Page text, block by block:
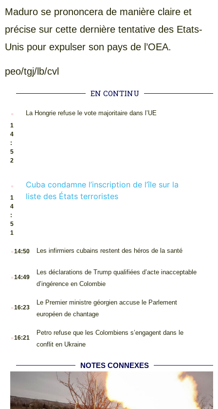
Maduro se prononcera de manière claire et
précise sur cette dernière tentative des Etats-
Unis pour expulser son pays de l’OEA.
peo/tgj/lb/cvl
EN CONTINU
.
1
4
:
5
2
La Hongrie refuse le vote majoritaire dans l’UE
.
1
4
:
5
1
Cuba condamne l’inscription de l’île sur la
liste des États terroristes
.14:50 Les infirmiers cubains restent des héros de la santé
.14:49
Les déclarations de Trump qualifiées d’acte inacceptable
d’ingérence en Colombie
.16:23
Le Premier ministre géorgien accuse le Parlement
européen de chantage
.16:21
Petro refuse que les Colombiens s’engagent dans le
conflit en Ukraine
NOTES CONNEXES